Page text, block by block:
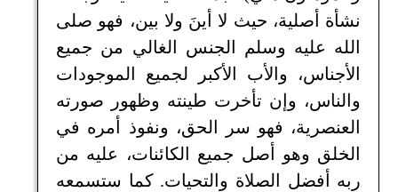
نشأة أصلية، حيث لا أينَ ولا بين، فهو صلى
الله عليه وسلم الجنس الغالي من جميع
الأجناس، والأب الأكبر لجميع الموجودات
والناس، وإن تأخرت طينته وظهور صورته
العنصرية، فهو سر الحق، ونفوذ أمره في
الخلق وهو أصل جميع الكائنات، عليه من
ربه أفضل الصلاة والتحيات. كما ستسمعه